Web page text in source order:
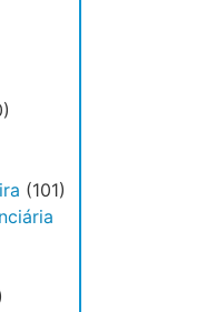
(101)